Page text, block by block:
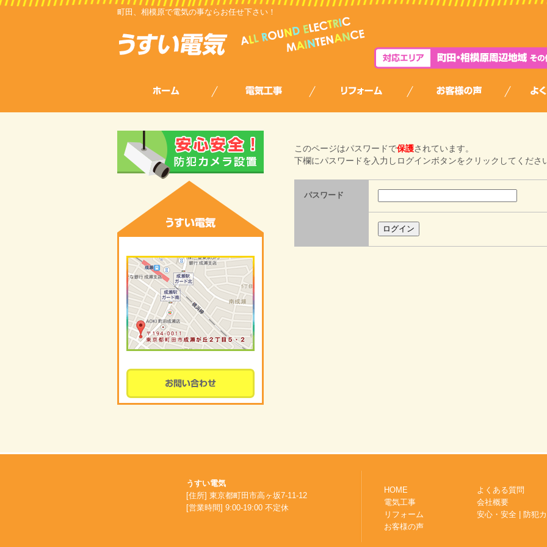
町田、相模原で電気の事ならお任せ下さい！
このページはパスワードで保護されています。
下欄にパスワードを入力しログインボタンをクリックしてくださ
パスワード
うすい電気
[住所] 東京都町田市高ヶ坂7-11-12
[営業時間] 9:00-19:00 不定休
HOME
電気工事
リフォーム
お客様の声
よくある質問
会社概要
安心・安全 | 防犯